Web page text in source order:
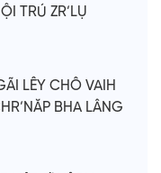
TRÚ ZR’LỤ
LÊY CHÔ VAIH
BHA LÂNG